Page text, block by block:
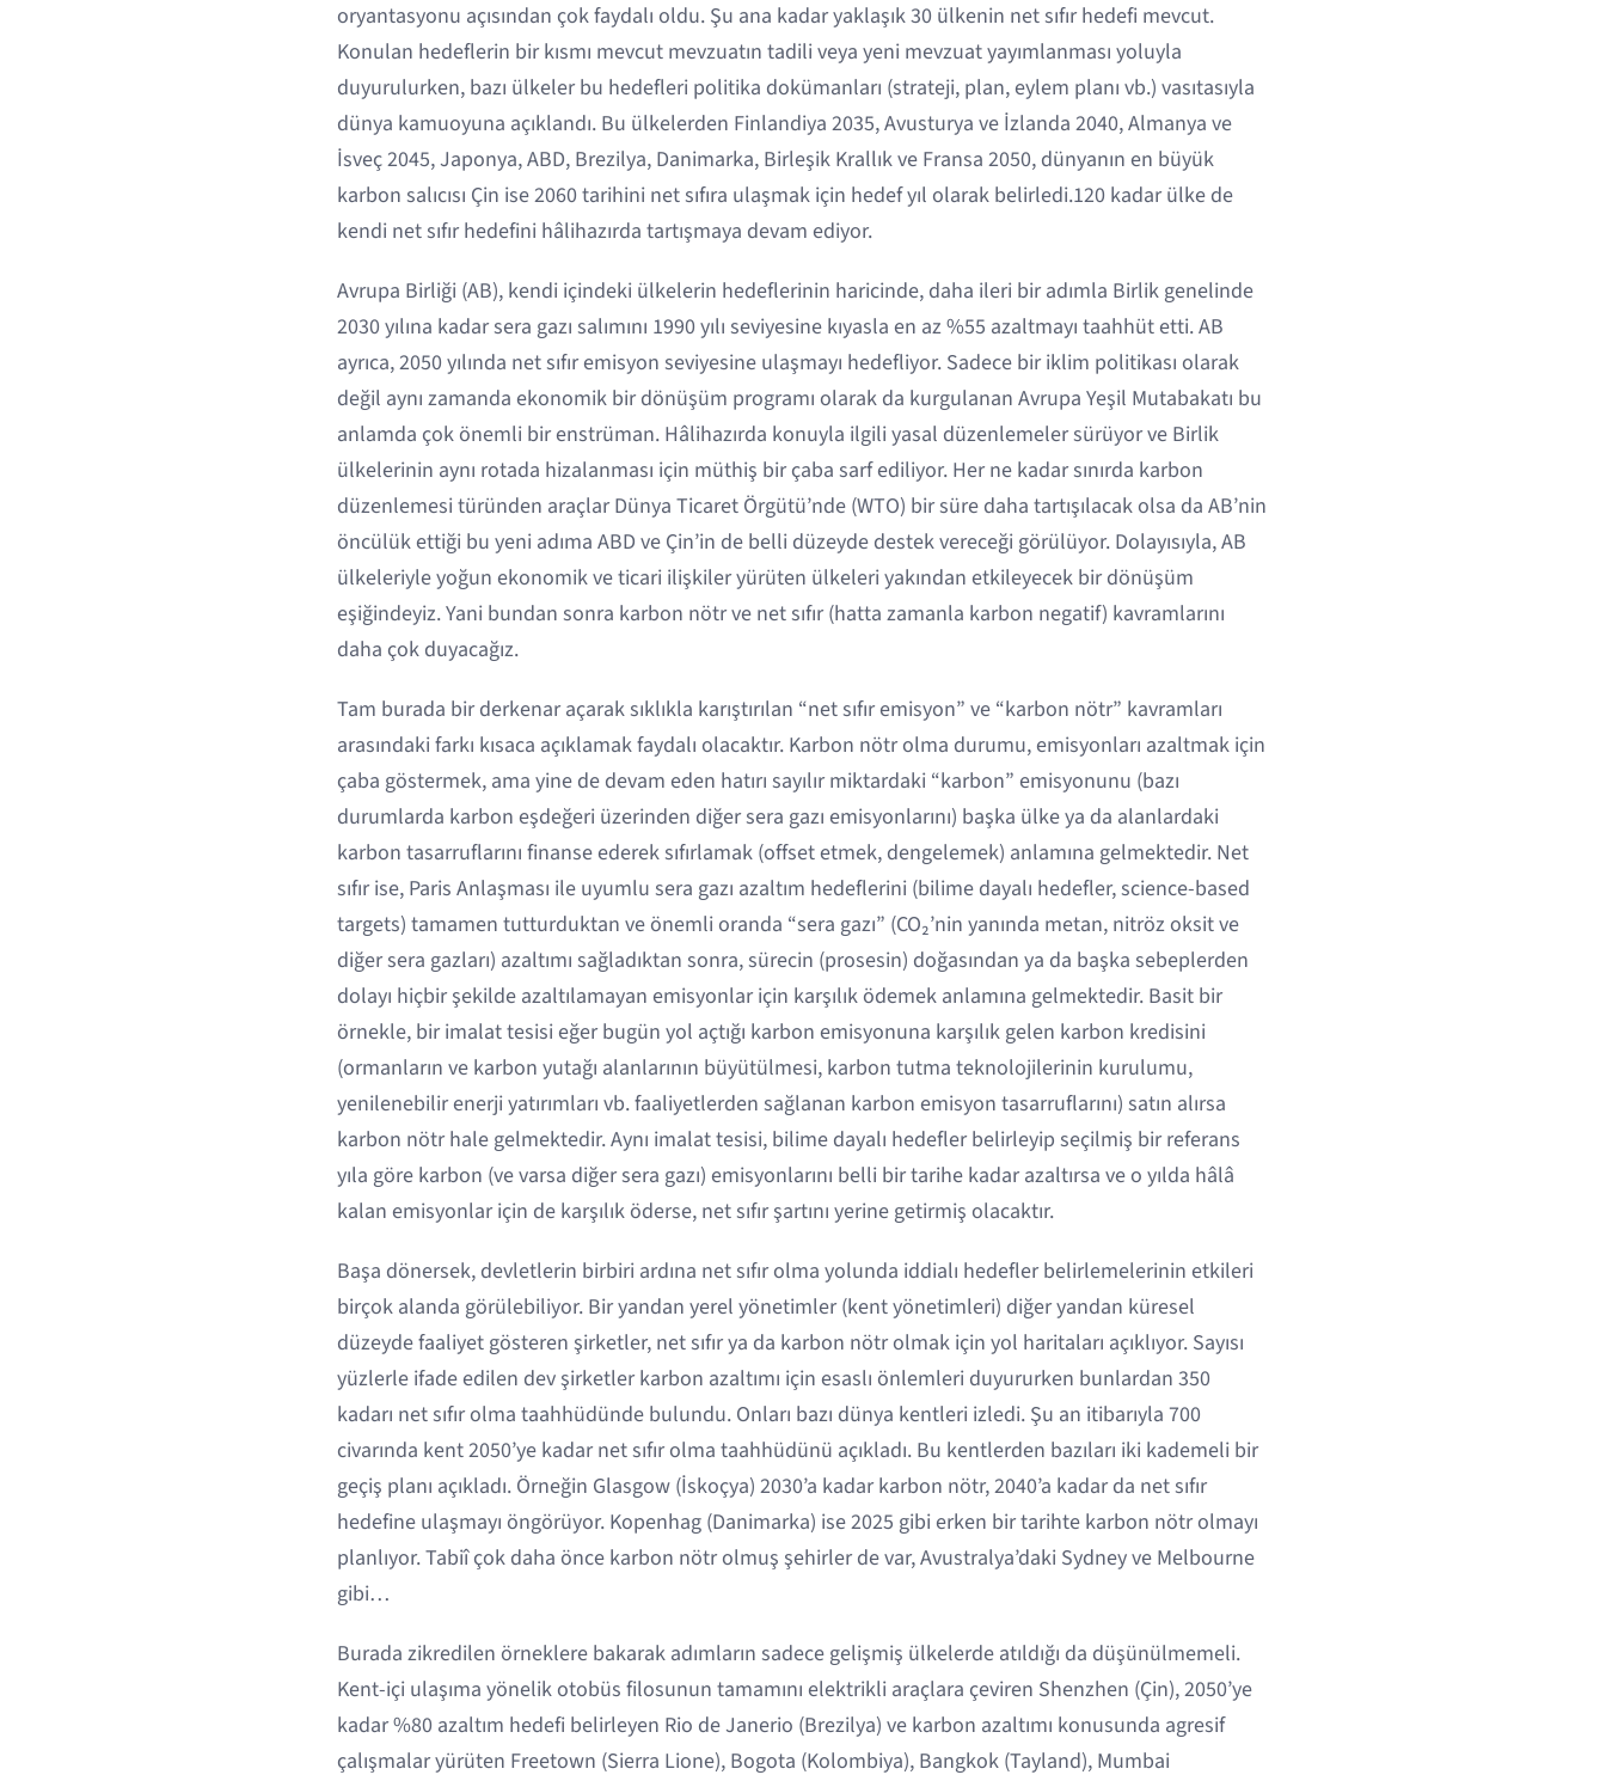
oryantasyonu açısından çok faydalı oldu. Şu ana kadar yaklaşık 30 ülkenin net sıfır hedefi mevcut.
Konulan hedeflerin bir kısmı mevcut mevzuatın tadili veya yeni mevzuat yayımlanması yoluyla
duyurulurken, bazı ülkeler bu hedefleri politika dokümanları (strateji, plan, eylem planı vb.) vasıtasıyla
dünya kamuoyuna açıklandı. Bu ülkelerden Finlandiya 2035, Avusturya ve İzlanda 2040, Almanya ve
İsveç 2045, Japonya, ABD, Brezilya, Danimarka, Birleşik Krallık ve Fransa 2050, dünyanın en büyük
karbon salıcısı Çin ise 2060 tarihini net sıfıra ulaşmak için hedef yıl olarak belirledi.120 kadar ülke de
kendi net sıfır hedefini hâlihazırda tartışmaya devam ediyor.
Avrupa Birliği (AB), kendi içindeki ülkelerin hedeflerinin haricinde, daha ileri bir adımla Birlik genelinde
2030 yılına kadar sera gazı salımını 1990 yılı seviyesine kıyasla en az %55 azaltmayı taahhüt etti. AB
ayrıca, 2050 yılında net sıfır emisyon seviyesine ulaşmayı hedefliyor. Sadece bir iklim politikası olarak
değil aynı zamanda ekonomik bir dönüşüm programı olarak da kurgulanan Avrupa Yeşil Mutabakatı bu
anlamda çok önemli bir enstrüman. Hâlihazırda konuyla ilgili yasal düzenlemeler sürüyor ve Birlik
ülkelerinin aynı rotada hizalanması için müthiş bir çaba sarf ediliyor. Her ne kadar sınırda karbon
düzenlemesi türünden araçlar Dünya Ticaret Örgütü’nde (WTO) bir süre daha tartışılacak olsa da AB’nin
öncülük ettiği bu yeni adıma ABD ve Çin’in de belli düzeyde destek vereceği görülüyor. Dolayısıyla, AB
ülkeleriyle yoğun ekonomik ve ticari ilişkiler yürüten ülkeleri yakından etkileyecek bir dönüşüm
eşiğindeyiz. Yani bundan sonra karbon nötr ve net sıfır (hatta zamanla karbon negatif) kavramlarını
daha çok duyacağız.
Tam burada bir derkenar açarak sıklıkla karıştırılan “net sıfır emisyon” ve “karbon nötr” kavramları
arasındaki farkı kısaca açıklamak faydalı olacaktır. Karbon nötr olma durumu, emisyonları azaltmak için
çaba göstermek, ama yine de devam eden hatırı sayılır miktardaki “karbon” emisyonunu (bazı
durumlarda karbon eşdeğeri üzerinden diğer sera gazı emisyonlarını) başka ülke ya da alanlardaki
karbon tasarruflarını finanse ederek sıfırlamak (offset etmek, dengelemek) anlamına gelmektedir. Net
sıfır ise, Paris Anlaşması ile uyumlu sera gazı azaltım hedeflerini (bilime dayalı hedefler, science-based
targets) tamamen tutturduktan ve önemli oranda “sera gazı” (CO₂’nin yanında metan, nitröz oksit ve
diğer sera gazları) azaltımı sağladıktan sonra, sürecin (prosesin) doğasından ya da başka sebeplerden
dolayı hiçbir şekilde azaltılamayan emisyonlar için karşılık ödemek anlamına gelmektedir. Basit bir
örnekle, bir imalat tesisi eğer bugün yol açtığı karbon emisyonuna karşılık gelen karbon kredisini
(ormanların ve karbon yutağı alanlarının büyütülmesi, karbon tutma teknolojilerinin kurulumu,
yenilenebilir enerji yatırımları vb. faaliyetlerden sağlanan karbon emisyon tasarruflarını) satın alırsa
karbon nötr hale gelmektedir. Aynı imalat tesisi, bilime dayalı hedefler belirleyip seçilmiş bir referans
yıla göre karbon (ve varsa diğer sera gazı) emisyonlarını belli bir tarihe kadar azaltırsa ve o yılda hâlâ
kalan emisyonlar için de karşılık öderse, net sıfır şartını yerine getirmiş olacaktır.
Başa dönersek, devletlerin birbiri ardına net sıfır olma yolunda iddialı hedefler belirlemelerinin etkileri
birçok alanda görülebiliyor. Bir yandan yerel yönetimler (kent yönetimleri) diğer yandan küresel
düzeyde faaliyet gösteren şirketler, net sıfır ya da karbon nötr olmak için yol haritaları açıklıyor. Sayısı
yüzlerle ifade edilen dev şirketler karbon azaltımı için esaslı önlemleri duyururken bunlardan 350
kadarı net sıfır olma taahhüdünde bulundu. Onları bazı dünya kentleri izledi. Şu an itibarıyla 700
civarında kent 2050’ye kadar net sıfır olma taahhüdünü açıkladı. Bu kentlerden bazıları iki kademeli bir
geçiş planı açıkladı. Örneğin Glasgow (İskoçya) 2030’a kadar karbon nötr, 2040’a kadar da net sıfır
hedefine ulaşmayı öngörüyor. Kopenhag (Danimarka) ise 2025 gibi erken bir tarihte karbon nötr olmayı
planlıyor. Tabiî çok daha önce karbon nötr olmuş şehirler de var, Avustralya’daki Sydney ve Melbourne
gibi…
Burada zikredilen örneklere bakarak adımların sadece gelişmiş ülkelerde atıldığı da düşünülmemeli.
Kent-içi ulaşıma yönelik otobüs filosunun tamamını elektrikli araçlara çeviren Shenzhen (Çin), 2050’ye
kadar %80 azaltım hedefi belirleyen Rio de Janerio (Brezilya) ve karbon azaltımı konusunda agresif
çalışmalar yürüten Freetown (Sierra Lione), Bogota (Kolombiya), Bangkok (Tayland), Mumbai